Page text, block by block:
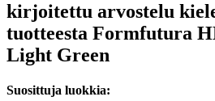
kirjoitettu arvostelu
tuotteesta Formfutura
Light Green
Suosittuja luokkia: